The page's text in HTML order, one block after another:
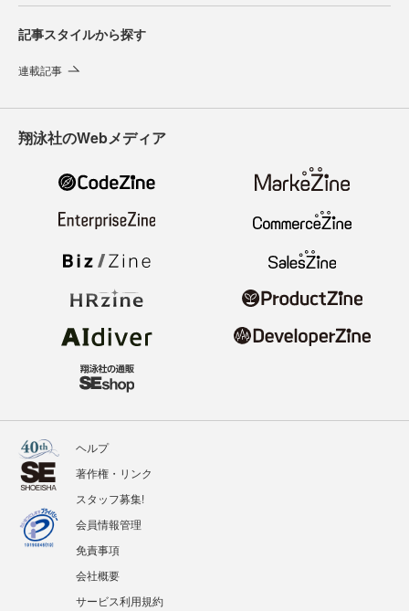
記事スタイルから探す
連載記事
翔泳社のWebメディア
ヘルプ
著作権・リンク
スタッフ募集!
会員情報管理
免責事項
会社概要
サービス利用規約